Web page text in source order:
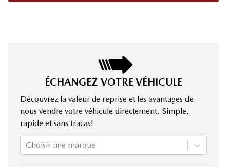
ÉCHANGEZ VOTRE VÉHICULE
Découvrez la valeur de reprise et les avantages de
nous vendre votre véhicule directement. Simple,
rapide et sans tracas!
Choisir une marque